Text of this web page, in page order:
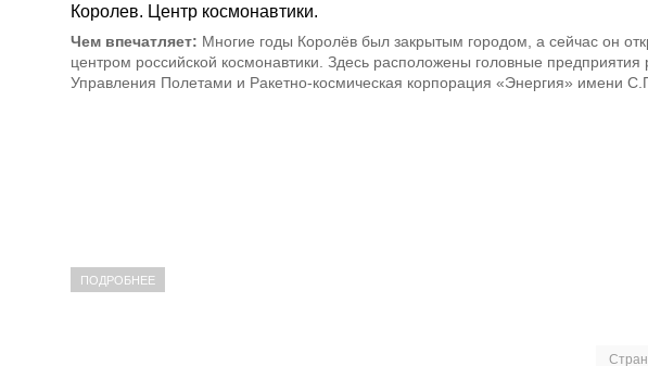
Королев. Центр космонавтики.
Чем впечатляет: Многие годы Королёв был закрытым городом, а сейчас он
центром российской космонавтики. Здесь расположены головные
Управления Полетами и Ракетно-космическая корпорация «Энергия» имени
ПОДРОБНЕЕ